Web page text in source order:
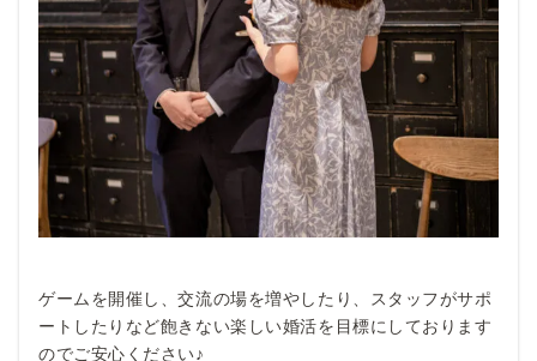
ゲームを開催し、交流の場を増やしたり、スタッフがサポ
ートしたりなど飽きない楽しい婚活を目標にしております
のでご安心ください♪